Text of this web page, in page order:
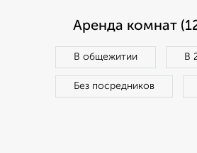
Аренда комнат
В общежитии В
Без посредников